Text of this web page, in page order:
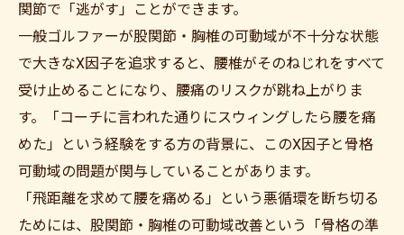
関節で「逃がす」ことができます。
一般ゴルファーが股関節・胸椎の可動域が不十分な状態
で大きなX因子を追求すると、腰椎がそのねじれをすべて
受け止めることになり、腰痛のリスクが跳ね上がりま
す。「コーチに言われた通りにスウィングしたら腰を痛
めた」という経験をする方の背景に、このX因子と骨格
可動域の問題が関与していることがあります。
「飛距離を求めて腰を痛める」という悪循環を断ち切る
ためには、股関節・胸椎の可動域改善という「骨格の準